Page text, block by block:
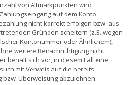
von Altmarkpunkten wird
auf dem Konto
nicht korrekt erfolgen bzw. aus
Gründen scheitern (z.B. wegen
Kontonummer oder Ähnlichem),
weitere Benachrichtigung nicht
behält sich vor, in diesem Fall eine
mit Verweis auf die bereits
bzw. Überweisung abzulehnen.